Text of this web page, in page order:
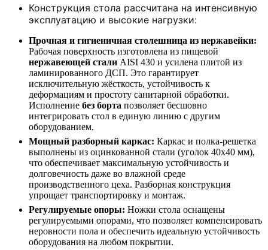
Конструкция стола рассчитана на интенсивную
эксплуатацию и высокие нагрузки:
Прочная и гигиеничная столешница из нержавейки:
Рабочая поверхность изготовлена из пищевой
нержавеющей стали AISI 430 и усилена плитой из
ламинированного ДСП. Это гарантирует
исключительную жёсткость, устойчивость к
деформациям и простоту санитарной обработки.
Исполнение без борта позволяет бесшовно
интегрировать стол в единую линию с другим
оборудованием.
Мощный разборный каркас: Каркас и полка-решетка
выполнены из оцинкованной стали (уголок 40х40 мм),
что обеспечивает максимальную устойчивость и
долговечность даже во влажной среде
производственного цеха. Разборная конструкция
упрощает транспортировку и монтаж.
Регулируемые опоры: Ножки стола оснащены
регулируемыми опорами, что позволяет компенсировать
неровности пола и обеспечить идеальную устойчивость
оборудования на любом покрытии.